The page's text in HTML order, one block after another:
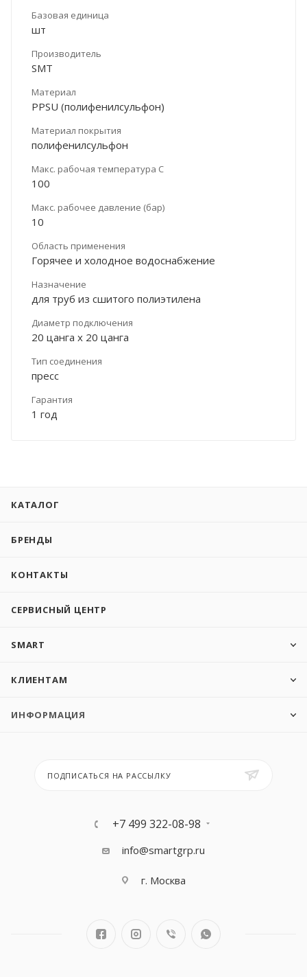
Базовая единица
шт
Производитель
SMT
Материал
PPSU (полифенилсульфон)
Материал покрытия
полифенилсульфон
Макс. рабочая температура С
100
Макс. рабочее давление (бар)
10
Область применения
Горячее и холодное водоснабжение
Назначение
для труб из сшитого полиэтилена
Диаметр подключения
20 цанга х 20 цанга
Тип соединения
пресс
Гарантия
1 год
КАТАЛОГ
БРЕНДЫ
КОНТАКТЫ
СЕРВИСНЫЙ ЦЕНТР
SMART
КЛИЕНТАМ
ИНФОРМАЦИЯ
ПОДПИСАТЬСЯ НА РАССЫЛКУ
+7 499 322-08-98
info@smartgrp.ru
г. Москва